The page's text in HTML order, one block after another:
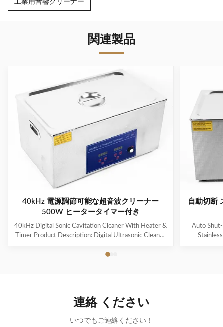
工業用音響クリーナー
関連製品
40kHz 電源調節可能な超音波クリーナー
500W ヒータータイマー付き
40kHz Digital Sonic Cavitation Cleaner With Heater &
Timer Product Description: Digital Ultrasonic Cleaner
powerful and efficient cleaning device suitable for a
cleaner is ideal for cleaning delicate and hard-to-reach
自動切断
Auto
連絡 ください
いつでもご連絡ください！